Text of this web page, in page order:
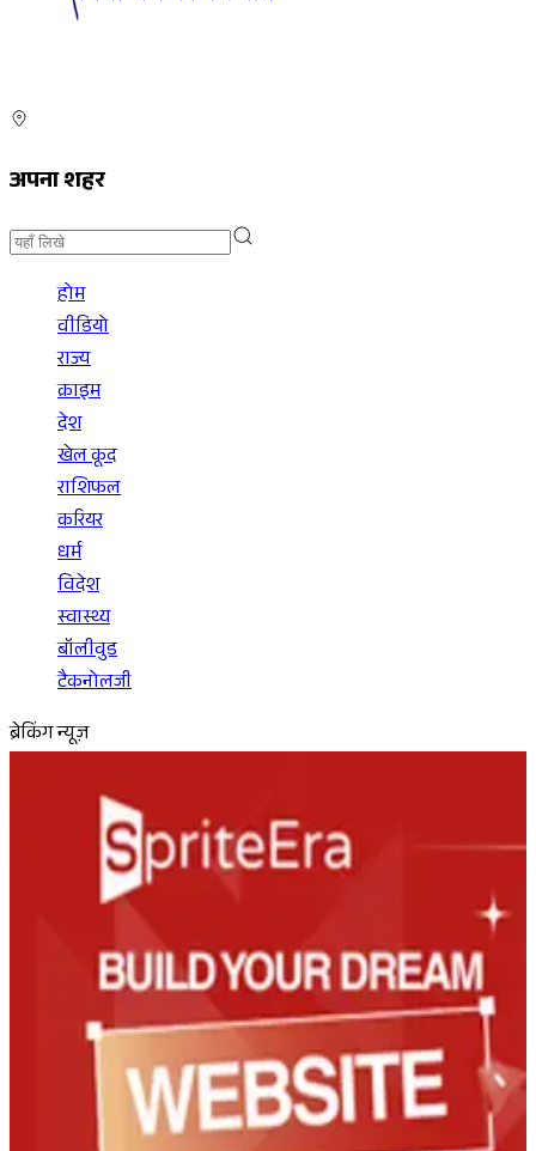
अपना शहर
होम
वीडियो
राज्य
क्राइम
देश
खेल कूद
राशिफल
करियर
धर्म
विदेश
स्वास्थ्य
बॉलीवुड
टैकनोलजी
ब्रेकिंग न्यूज़